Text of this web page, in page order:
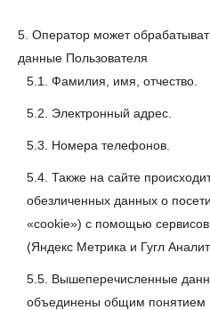
5. Оператор может
данные Пользователя
5.1. Фамилия, имя, отчество.
5.2. Электронный адрес.
5.3. Номера телефонов.
5.4. Также на сайте
обезличенных данных о
«cookie») с помощью сервисов
(Яндекс Метрика и Гугл
5.5. Вышеперечисленные
объединены общим понятием